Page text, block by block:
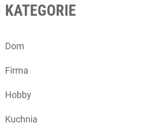
KATEGORIE
Dom
Firma
Hobby
Kuchnia